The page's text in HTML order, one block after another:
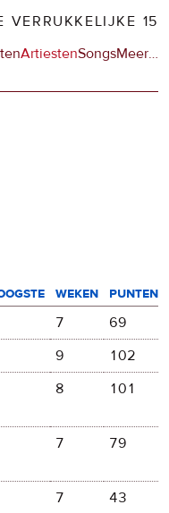
VERRUKKELIJKE 15
ArtiestenSongsMeerop
…
weken
punten
7
69
9
102
8 101
7 79
7
43